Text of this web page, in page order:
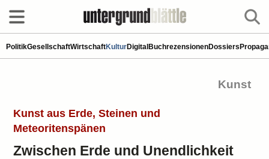
PolitikGesellschaftWirtschaftKulturDigital BuchrezensionenDossiers
Kunst
Kunst aus Erde, Steinen und
Meteoritenspänen
Zwischen Erde und Unendlichkeit